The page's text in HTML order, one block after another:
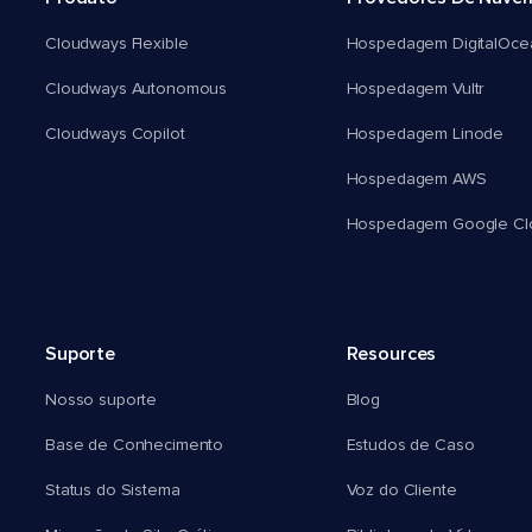
Cloudways Flexible
Cloudways Autonomous
Cloudways Copilot
Hospedagem
Hospedagem Vultr
Hospedagem Linode
Hospedagem AWS
Hospedagem Google
Suporte
Nosso suporte
Base de Conhecimento
Status do Sistema
Resources
Blog
Estudos de Caso
Voz do Cliente